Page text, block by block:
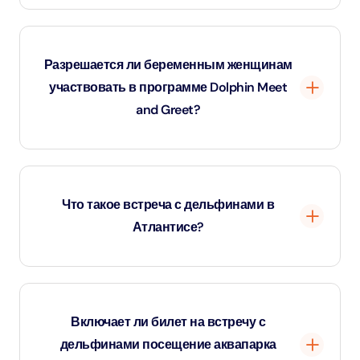
Да, гидрокостюмы и полотенца предоставляются всем
Разрешается ли беременным женщинам
участвовать в программе Dolphin Meet
and Greet?
Нет. В целях безопасности беременные гости не
Greet.Что такое встреча с дельфинами в
Атлантисе?
Dolphin Meet and Greet at Atlantis - это общение с
The Palm, где гости могут познакомиться, потрогать,
обнять и сфотографироваться с дружелюбными
Включает ли билет на встречу с
дельфинами посещение аквапарка